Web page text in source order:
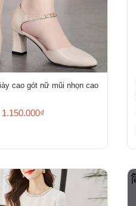
cao gót nữ mũi nhọn cao
1.150.000₫